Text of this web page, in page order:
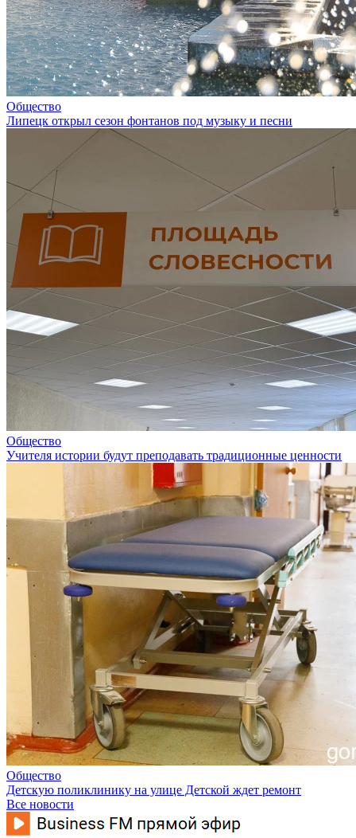
Общество
Липецк открыл сезон фонтанов под музыку и песни
Общество
Учителя истории будут преподавать традиционные ценности
Общество
Детскую поликлинику на улице Детской ждет ремонт
Все новости